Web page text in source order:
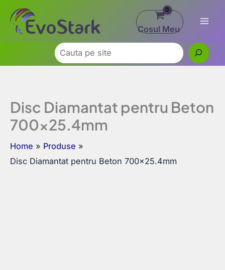
content
Cosul Meu
Disc Diamantat pentru Beton
700×25.4mm
Home
Produse
Disc Diamantat pentru Beton 700×25.4mm